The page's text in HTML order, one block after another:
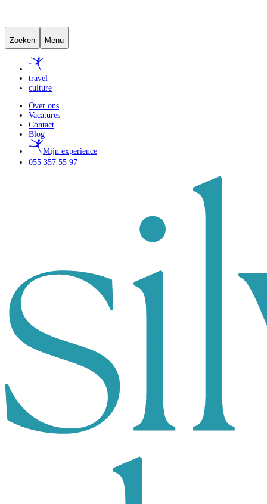
Zoeken Menu
travel
culture
Over ons
Vacatures
Contact
Blog
Mijn experience
055 357 55 97